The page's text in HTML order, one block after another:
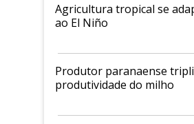
Agricultura tropical se
ao El Niño
Produtor paranaense
produtividade do milho